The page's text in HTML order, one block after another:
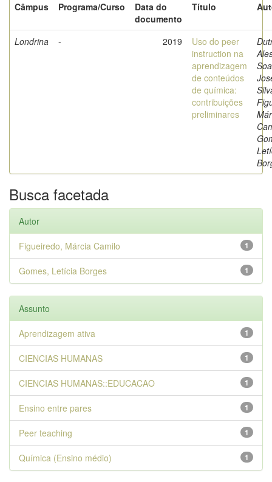
Câmpus
Programa/Curso
Data do
documento
Título
Londrina - 2019
Uso do peer
instruction na
aprendizagem
de conteúdos
de química:
contribuições
preliminares
Busca facetada
Autor
1
Figueiredo, Márcia Camilo
1
Gomes, Letícia Borges
Assunto
1
Aprendizagem ativa
1
CIENCIAS HUMANAS
1
CIENCIAS HUMANAS::EDUCACAO
1
Ensino entre pares
1
Peer teaching
1
Química (Ensino médio)